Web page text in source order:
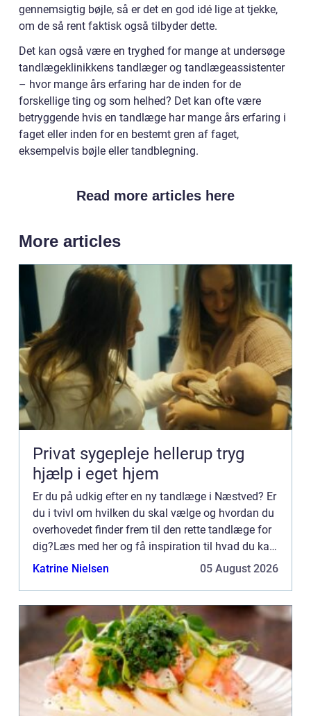
gennemsigtig bøjle, så er det en god idé lige at tjekke,
om de så rent faktisk også tilbyder dette.
Det kan også være en tryghed for mange at undersøge
tandlægeklinikkens tandlæger og tandlægeassistenter
– hvor mange års erfaring har de inden for de
forskellige ting og som helhed? Det kan ofte være
betryggende hvis en tandlæge har mange års erfaring i
faget eller inden for en bestemt gren af faget,
eksempelvis bøjle eller tandblegning.
Read more articles here
More articles
Privat sygepleje hellerup tryg
hjælp i eget hjem
Er du på udkig efter en ny tandlæge i Næstved? Er
du i tvivl om hvilken du skal vælge og hvordan du
overhovedet finder frem til den rette tandlæge for
dig?Læs med her og få inspiration til hvad du kan
gøre dig af tanker, inden du vælger din nye tandl...
Katrine Nielsen 05 August 2026